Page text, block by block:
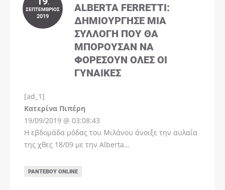
.
ΣΕΠΤΈΜΒΡΙΟΣ
2019
ALBERTA FERRETTI:
ΔΗΜΙΟΎΡΓΗΣΕ ΜΊΑ
ΣΥΛΛΟΓΉ ΠΟΥ ΘΑ
ΜΠΟΡΟΎΣΑΝ ΝΑ
ΦΟΡΈΣΟΥΝ ΌΛΕΣ ΟΙ
ΓΥΝΑΊΚΕΣ
[ad_1]
Kατερίνα Πιπέρη
19/09/2019 @ 03:08:43
Η εβδομάδα μόδας του Μιλάνου άνοιξε την αυλαία
της χθες 18/09 με την Alberta…
ΡΑΝΤΕΒΟΎ ONLINE